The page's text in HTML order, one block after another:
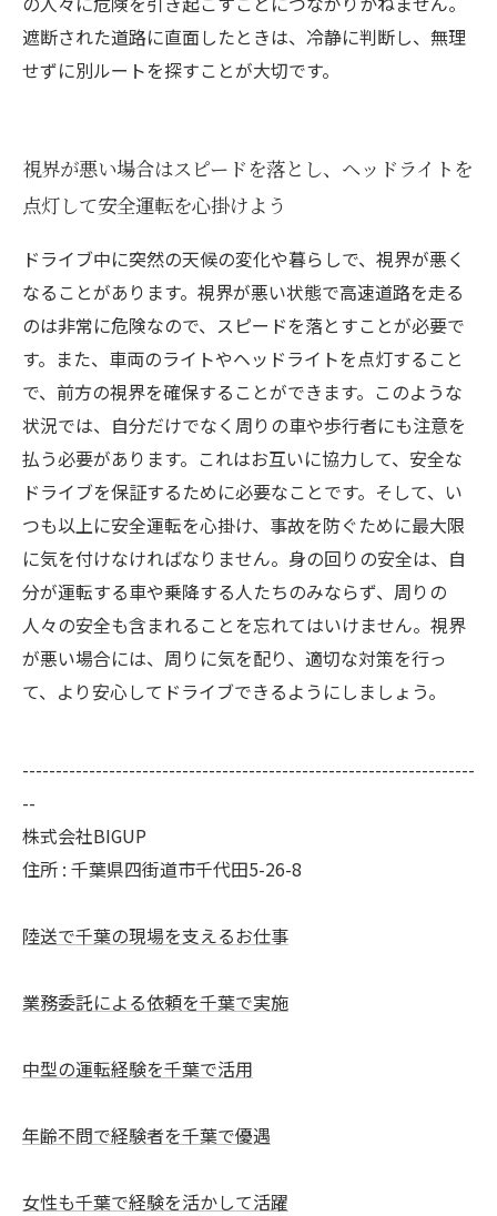
遮断された道路に直面したときは、冷静に判断し、無理
せずに別ルートを探すことが大切です。
視界が悪い場合はスピードを落とし、ヘッドライトを
点灯して安全運転を心掛けよう
ドライブ中に突然の天候の変化や暮らしで、視界が悪く
なることがあります。視界が悪い状態で高速道路を走る
のは非常に危険なので、スピードを落とすことが必要で
す。また、車両のライトやヘッドライトを点灯すること
で、前方の視界を確保することができます。このような
状況では、自分だけでなく周りの車や歩行者にも注意を
払う必要があります。これはお互いに協力して、安全な
ドライブを保証するために必要なことです。そして、い
つも以上に安全運転を心掛け、事故を防ぐために最大限
に気を付けなければなりません。身の回りの安全は、自
分が運転する車や乗降する人たちのみならず、周りの
人々の安全も含まれることを忘れてはいけません。視界
が悪い場合には、周りに気を配り、適切な対策を行っ
て、より安心してドライブできるようにしましょう。
--------------------------------------------------------------------
--
株式会社BIGUP
住所 : 千葉県四街道市千代田5-26-8
陸送で千葉の現場を支えるお仕事
業務委託による依頼を千葉で実施
中型の運転経験を千葉で活用
年齢不問で経験者を千葉で優遇
女性も千葉で経験を活かして活躍